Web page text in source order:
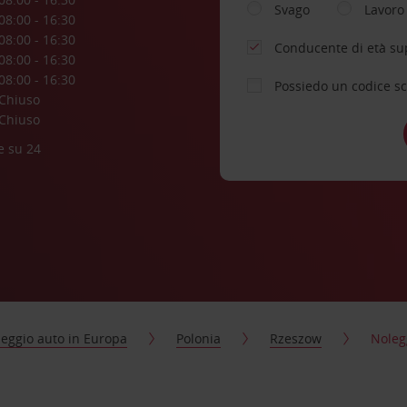
- 16:30
- 16:30
- 16:30
- 16:30
su 24
Svago Lavoro
Conducente di età
Possiedo un codice
auto in Europa Polonia Rzeszow